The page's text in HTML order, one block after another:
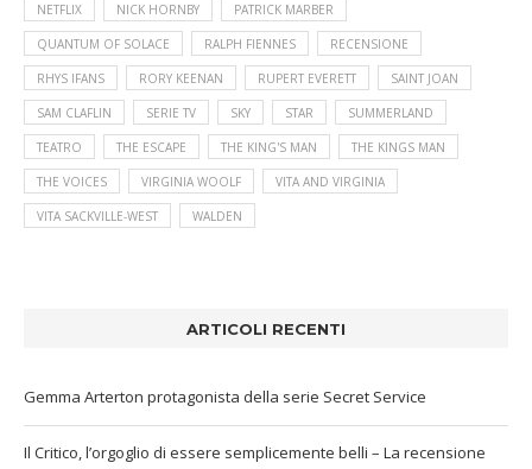
NETFLIX NICK HORNBY PATRICK MARBER
QUANTUM OF SOLACE RALPH FIENNES RECENSIONE
RHYS IFANS RORY KEENAN RUPERT EVERETT SAINT JOAN
SAM CLAFLIN SERIE TV SKY STAR SUMMERLAND
TEATRO THE ESCAPE THE KING'S MAN THE KINGS MAN
THE VOICES VIRGINIA WOOLF VITA AND VIRGINIA
VITA SACKVILLE-WEST WALDEN
ARTICOLI RECENTI
Gemma Arterton protagonista della serie Secret Service
Il Critico, l’orgoglio di essere semplicemente belli – La recensione